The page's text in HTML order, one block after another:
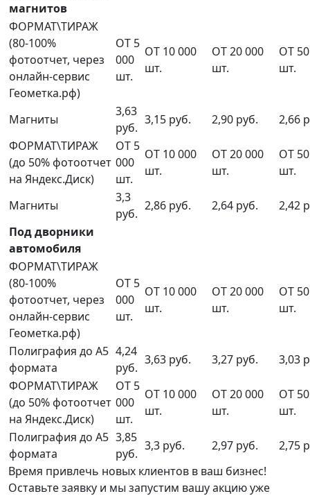
магнитов
ФОРМАТ\ТИРАЖ
(80-100%
фотоотчет, через
онлайн-сервис
Геометка.рф)
ОТ 5
000
шт.
ОТ 10 000
шт.
ОТ 20 000
шт.
ОТ
шт.
Магниты
3,63
руб.
3,15 руб. 2,90 руб.
2,66
ФОРМАТ\ТИРАЖ
(до 50% фотоотчет
на Яндекс.Диск)
ОТ 5
000
шт.
ОТ 10 000
шт.
ОТ 20 000
шт.
ОТ
шт.
Магниты
3,3
руб.
2,86 руб. 2,64 руб.
2,42
Под дворники
автомобиля
ФОРМАТ\ТИРАЖ
(80-100%
фотоотчет, через
онлайн-сервис
Геометка.рф)
ОТ 5
000
шт.
ОТ 10 000
шт.
ОТ 20 000
шт.
ОТ
шт.
Полиграфия до А5
формата
4,24
руб.
3,63 руб. 3,27 руб.
3,03
ФОРМАТ\ТИРАЖ
(до 50% фотоотчет
на Яндекс.Диск)
ОТ 5
000
шт.
ОТ 10 000
шт.
ОТ 20 000
шт.
ОТ
шт.
Полиграфия до А5
формата
3,85
руб.
3,3 руб. 2,97 руб.
2,75
Время привлечь новых клиентов в ваш бизнес!
Оставьте заявку и мы запустим вашу акцию уже